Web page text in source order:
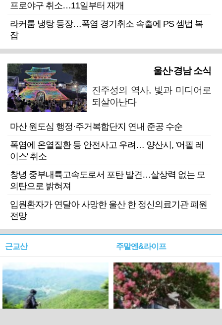
프로야구 취소…11일부터 재개
라커룸 냉탕 등장…폭염 경기취소 속출에 PS 셈법 복
잡
울산·경남 소식
진주성의 역사, 빛과 미디어로
되살아난다
마산 원도심 행정·주거복합단지 연내 준공 수순
폭염에 온열질환 등 안전사고 우려… 양산시, '어필 레
이스' 취소
창녕 중부내륙고속도로서 포탄 발견…살상력 없는 모
의탄으로 밝혀져
입원환자가 연달아 사망한 울산 한 정신의료기관 폐원
전망
근교산 주말엔&라이프